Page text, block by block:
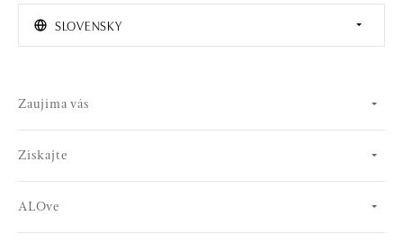
SLOVENSKY
Zaujíma vás
Získajte
ALOve